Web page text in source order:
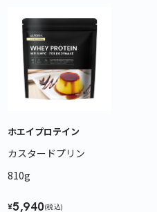
ホエイプロテイン
カスタードプリン
810g
¥5,940(税込)